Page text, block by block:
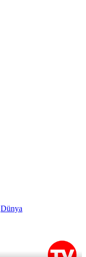
Dünya